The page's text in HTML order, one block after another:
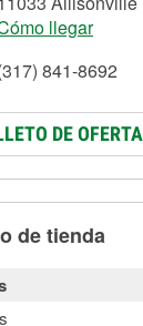
llegar
841-8692
DE
de tienda